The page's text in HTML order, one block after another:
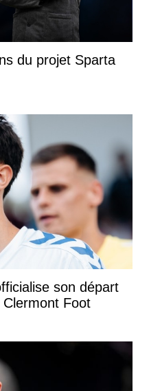
du projet Sparta
son départ
Foot